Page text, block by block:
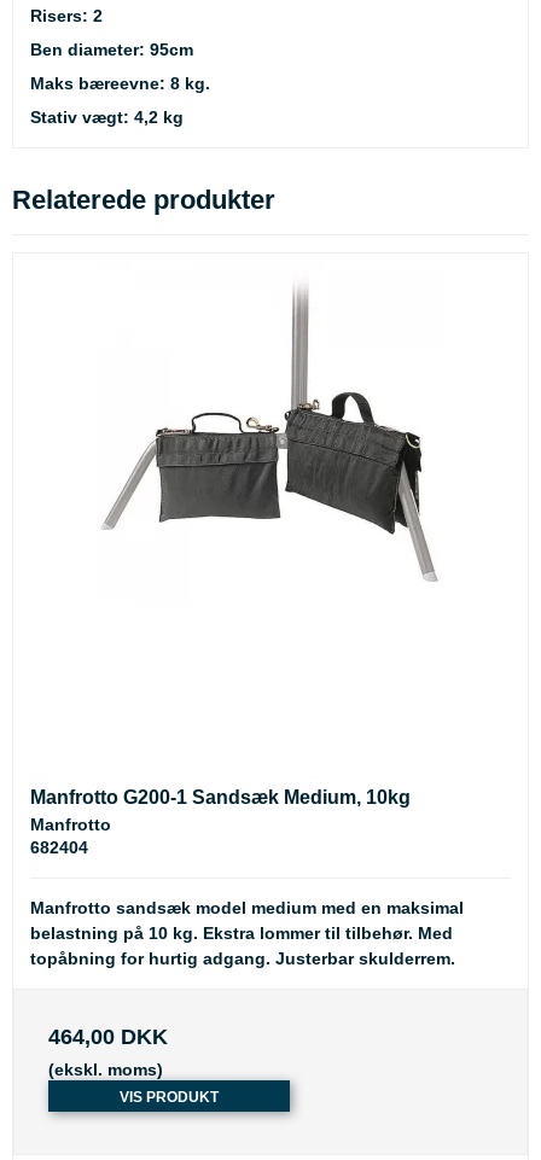
Risers: 2
Ben diameter: 95cm
Maks bæreevne: 8 kg.
Stativ vægt: 4,2 kg
Relaterede produkter
Manfrotto G200-1 Sandsæk Medium, 10kg
Manfrotto
682404
Manfrotto sandsæk model medium med en maksimal
belastning på 10 kg. Ekstra lommer til tilbehør. Med
topåbning for hurtig adgang. Justerbar skulderrem.
464,00 DKK
(ekskl. moms)
VIS PRODUKT